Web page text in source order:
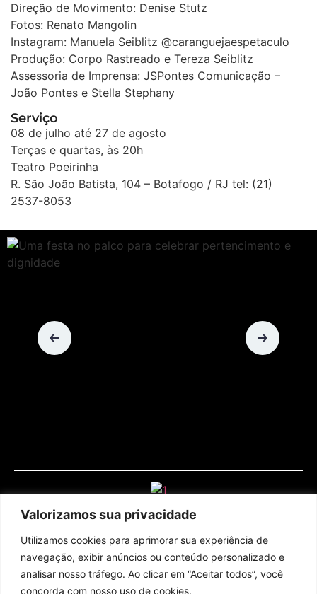
Valorizamos sua privacidade
Utilizamos cookies para aprimorar sua experiência de
navegação, exibir anúncios ou conteúdo personalizado e
analisar nosso tráfego. Ao clicar em “Aceitar todos”, você
concorda com nosso uso de cookies.
Direção de Movimento: Denise Stutz
Fotos: Renato Mangolin
Instagram: Manuela Seiblitz @caranguejaespetaculo
Produção: Corpo Rastreado e Tereza Seiblitz
Assessoria de Imprensa: JSPontes Comunicação –
João Pontes e Stella Stephany
Serviço
08 de julho até 27 de agosto
Terças e quartas, às 20h
Teatro Poeirinha
R. São João Batista, 104 – Botafogo / RJ tel: (21)
2537-8053